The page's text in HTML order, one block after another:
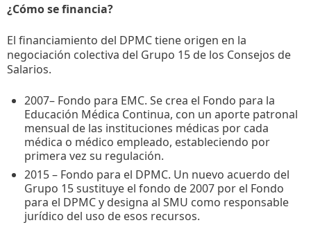
¿Cómo se financia?
El financiamiento del DPMC tiene origen en la
negociación colectiva del Grupo 15 de los Consejos de
Salarios.
2007– Fondo para EMC. Se crea el Fondo para la
Educación Médica Continua, con un aporte patronal
mensual de las instituciones médicas por cada
médica o médico empleado, estableciendo por
primera vez su regulación.
2015 – Fondo para el DPMC. Un nuevo acuerdo del
Grupo 15 sustituye el fondo de 2007 por el Fondo
para el DPMC y designa al SMU como responsable
jurídico del uso de esos recursos.